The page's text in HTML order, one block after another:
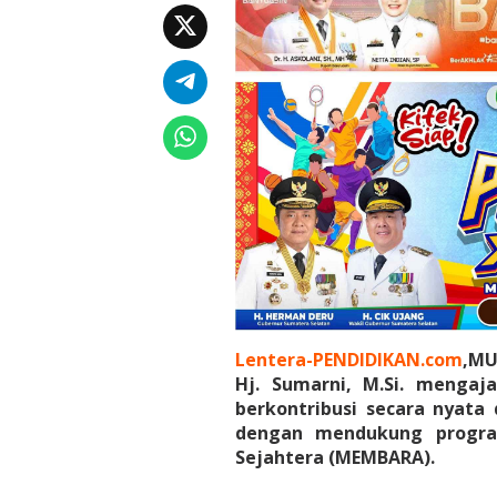
A
a
k
e
r
e
m
p
u
n
B
e
r
k
o
r
i
b
Lentera-PENDIDIKAN.com
Hj. Sumarni, M.Si.
berkontribusi secara nyata
dengan mendukung
Sejahtera (MEMBARA).